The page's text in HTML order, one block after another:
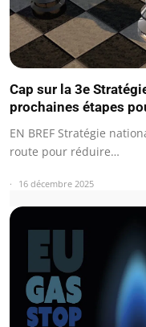
Cap sur la 3e
prochaines étapes
EN BREF Stratégie
route pour réduire…
16 décembre 2025